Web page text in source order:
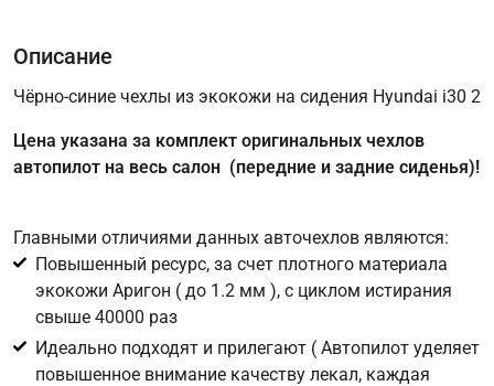
Имя
Телефон*
Соглашение об обработке персональных данных
Для подтверждения своего согласия на обработку ваших
персональных данных в целях исполнения запроса введите
в поле ниже цифру
Описание
Чёрно-синие чехлы из экокожи на сидения Hyundai i30 2
Цена указана за комплект оригинальных чехлов
автопилот на весь салон (передние и задние сиденья)!
Главными отличиями данных авточехлов являются:
Повышенный ресурс, за счет плотного материала
экокожи Аригон ( до 1.2 мм ), с циклом истирания
свыше 40000 раз
Идеально подходят и прилегают ( Автопилот уделяет
повышенное внимание качеству лекал, каждая